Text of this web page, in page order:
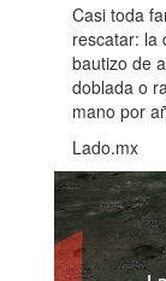
Casi toda
rescatar: la
bautizo de
doblada o
mano por
Lado.mx